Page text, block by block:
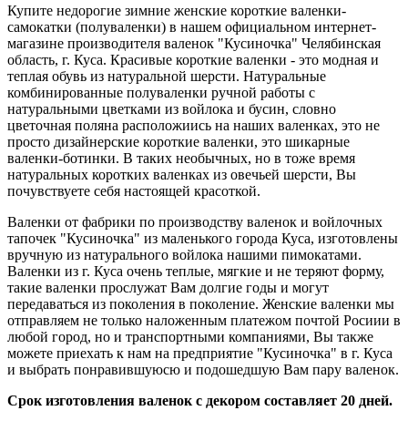
Купите недорогие зимние женские короткие валенки-
самокатки (полуваленки) в нашем официальном интернет-
магазине производителя валенок "Кусиночка" Челябинская
область, г. Куса. Красивые короткие валенки - это модная и
теплая обувь из натуральной шерсти. Натуральные
комбинированные полуваленки ручной работы с
натуральными цветками из войлока и бусин, словно
цветочная поляна расположиись на наших валенках, это не
просто дизайнерские короткие валенки, это шикарные
валенки-ботинки. В таких необычных, но в тоже время
натуральных коротких валенках из овечьей шерсти, Вы
почувствуете себя настоящей красоткой.
Валенки от фабрики по производству валенок и войлочных
тапочек "Кусиночка" из маленького города Куса, изготовлены
вручную из натурального войлока нашими пимокатами.
Валенки из г. Куса очень теплые, мягкие и не теряют форму,
такие валенки прослужат Вам долгие годы и могут
передаваться из поколения в поколение. Женские валенки мы
отправляем не только наложенным платежом почтой Росиии в
любой город, но и транспортными компаниями, Вы также
можете приехать к нам на предприятие "Кусиночка" в г. Куса
и выбрать понравившуюсю и подошедшую Вам пару валенок.
Срок изготовления валенок с декором составляет 20 дней.